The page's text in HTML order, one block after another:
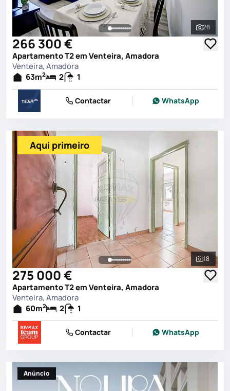
Ver
28
266 300 €
Apartamento T2 em Venteira, Amadora
Venteira, Amadora
63m2 2 1
Contactar WhatsApp
Ver
18
Aqui primeiro
275 000 €
Apartamento T2 em Venteira, Amadora
Venteira, Amadora
60m2 2 1
Contactar WhatsApp
Anúncio